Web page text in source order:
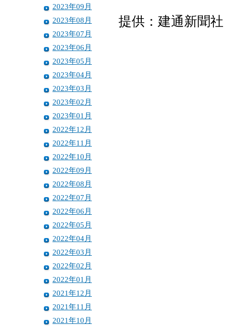
2023年09月
2023年08月
2023年07月
2023年06月
2023年05月
2023年04月
2023年03月
2023年02月
2023年01月
2022年12月
2022年11月
2022年10月
2022年09月
2022年08月
2022年07月
2022年06月
2022年05月
2022年04月
2022年03月
2022年02月
2022年01月
2021年12月
2021年11月
2021年10月
提供：建通新聞社